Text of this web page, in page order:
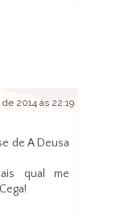
2014 às 22:19
de A Deusa
qual me